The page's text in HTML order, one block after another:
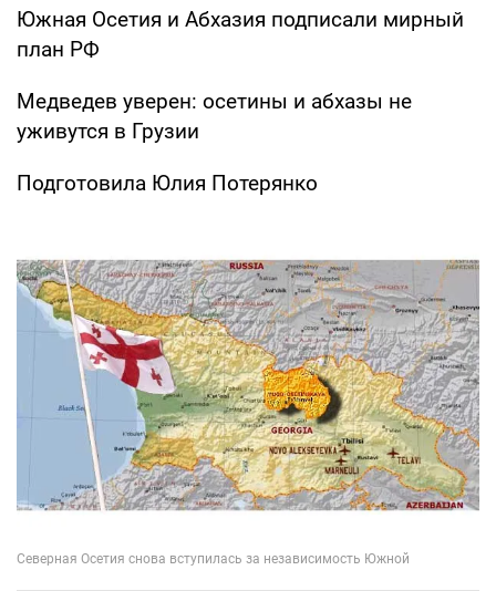
Южная Осетия и Абхазия подписали мирный
план РФ
Медведев уверен: осетины и абхазы не
уживутся в Грузии
Подготовила Юлия Потерянко